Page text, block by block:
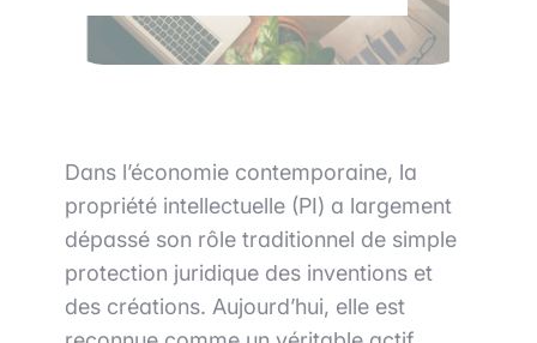
Dans l’économie contemporaine, la
propriété intellectuelle (PI) a largement
dépassé son rôle traditionnel de simple
protection juridique des inventions et
des créations. Aujourd’hui, elle est